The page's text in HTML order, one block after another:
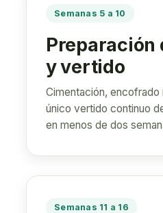
Semanas 5 a 10
Preparación
y vertido
Cimentación, encofrado
único vertido continuo
en menos de dos
Semanas 11 a 16